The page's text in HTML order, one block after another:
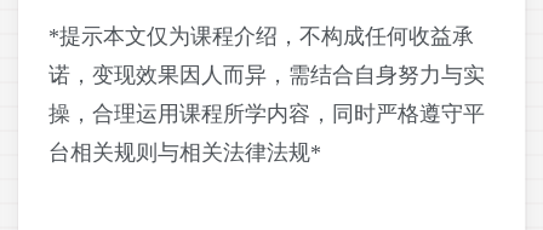
*提示本文仅为课程介绍，不构成任何收益承
诺，变现效果因人而异，需结合自身努力与实
操，合理运用课程所学内容，同时严格遵守平
台相关规则与相关法律法规*